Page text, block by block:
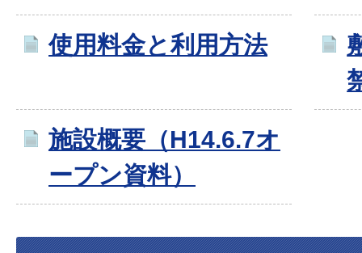
使用料金と利用方法
施設概要（H14.6.7オ
ープン資料）